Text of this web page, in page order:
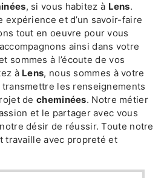
, si vous habitez à Lens.
expérience et d’un savoir-faire
tout en oeuvre pour vous
ainsi dans votre
sommes à l’écoute de vos
à Lens, nous sommes à votre
les renseignements
decheminées. Notre métier
et le partager avec vous
désir de réussir. Toute notre
travaille avec propreté et